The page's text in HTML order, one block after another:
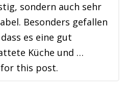
sondern auch sehr
Besonders gefallen
es eine gut
Küche und …
this post.